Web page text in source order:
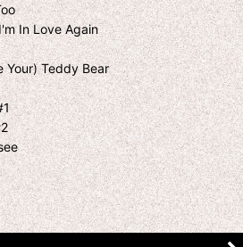
In Love Again
Your) Teddy Bear